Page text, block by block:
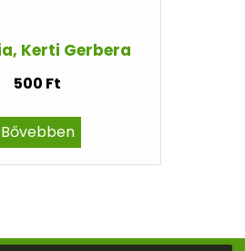
Kerti Gerbera
500 Ft
Bővebben